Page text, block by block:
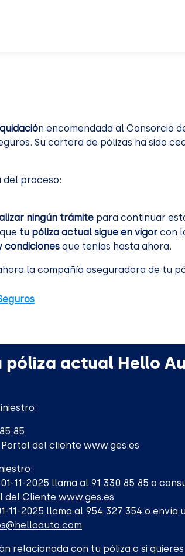
n encomendada al Consorcio
Su cartera de pólizas ha sido
del proceso:
ningún trámite para continuar
tu póliza actual sigue en vigor con
condiciones que tenías hasta ahora.
la compañía aseguradora de tu
póliza actual Hello
85
del cliente www.ges.es
11-2025 llama al 91 330 85 85 o
del Cliente www.ges.es
11-2025 llama al 954 327 354 o envía
relacionada con tu póliza o si quieres